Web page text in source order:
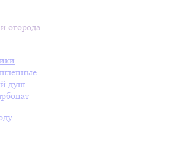
огорода
душ